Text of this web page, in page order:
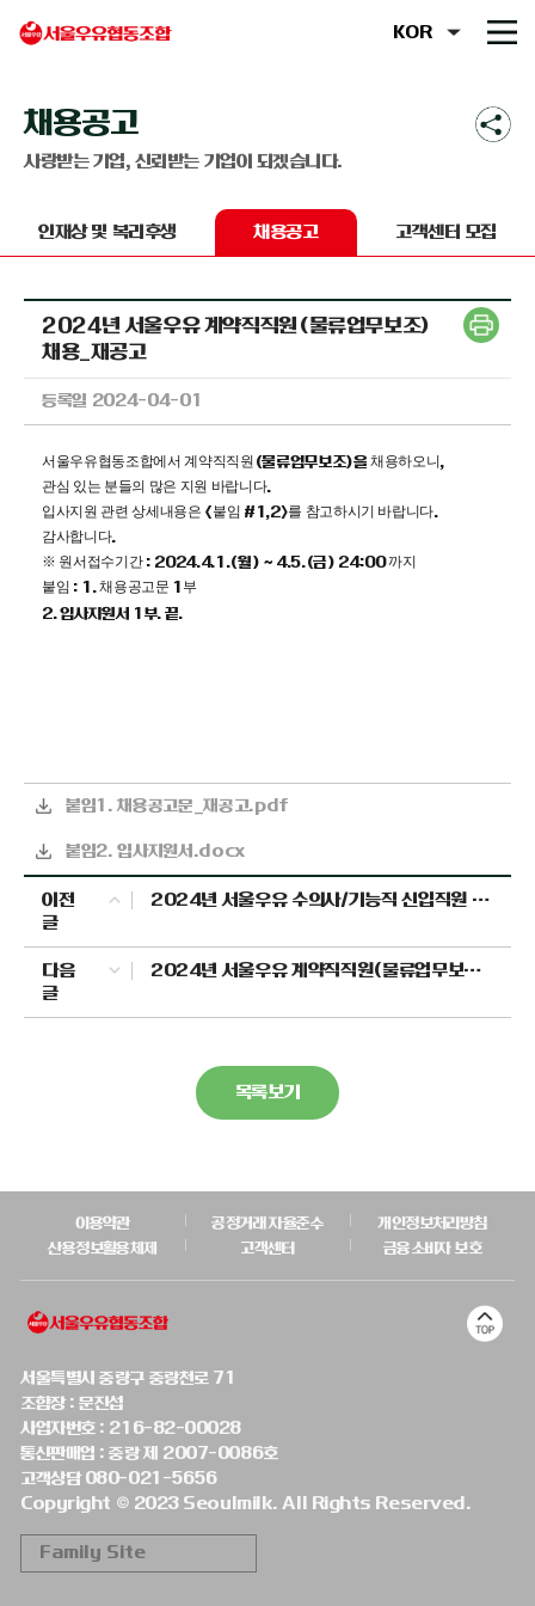
채용공고
사랑받는 기업, 신뢰받는 기업이 되겠습니다.
인재상 및 복리후생 채용공고 고객센터 모집
2024년 서울우유 계약직직원(물류업무보조)
채용_재공고
등록일 2024-04-01
서울우유협동조합에서 계약직직원 (물류업무보조)을 채용하오니 ,
관심 있는 분들의 많은 지원 바랍니다.
입사지원 관련 상세내용은 <붙임 #1,2>를 참고하시기 바랍니다.
감사합니다.
※ 원서접수기간: 2024.4.1.(월 ) ~ 4.5.(금 ) 24:00까지
붙임 : 1.채용공고문 1 부
2.입사지원서 1 부. 끝.
붙임1. 채용공고문_재공고.pdf
붙임2. 입사지원서.docx
이전
글
2024년 서울우유 수의사/기능직 신입직원 모집
다음
글
2024년 서울우유 계약직직원(물류업무보조) 채용
목록보기
이용약관 공정거래 자율준수
개인정보처리방침
산용정보활용체제
고객센터 금융소비자 보호
서울특별시 중랑구 중랑천로 71
조합장 : 문진섭
사업자번호 : 216-82-00028
통신판매업 : 중랑 제 2007-0086호
고객상담 080-021-5656
Copyright © 2023 Seoulmilk. All Rights Reserved.